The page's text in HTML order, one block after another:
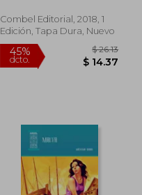
Combel Editorial, 2018, 1
Edición, Tapa Dura, Nuevo